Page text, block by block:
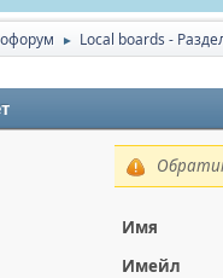
► Local boards -
Имя
Имейл